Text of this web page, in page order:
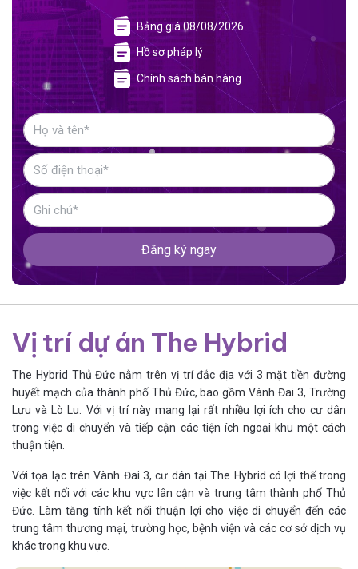
Bảng giá 08/08/2026
Hồ sơ pháp lý
Chính sách bán hàng
Đăng ký ngay
Vị trí dự án The Hybrid
The Hybrid Thủ Đức nằm trên vị trí đắc địa với 3 mặt tiền đường
huyết mạch của thành phố Thủ Đức, bao gồm Vành Đai 3, Trường
Lưu và Lò Lu. Với vị trí này mang lại rất nhiều lợi ích cho cư dân
trong việc di chuyển và tiếp cận các tiện ích ngoại khu một cách
thuận tiện.
Với tọa lạc trên Vành Đai 3, cư dân tại The Hybrid có lợi thế trong
việc kết nối với các khu vực lân cận và trung tâm thành phố Thủ
Đức. Làm tăng tính kết nối thuận lợi cho việc di chuyển đến các
trung tâm thương mại, trường học, bệnh viện và các cơ sở dịch vụ
khác trong khu vực.